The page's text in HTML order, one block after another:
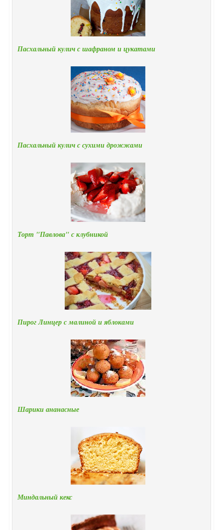
Пасхальный кулич с шафраном и цукатами
Пасхальный кулич с сухими дрожжами
Торт "Павлова" с клубникой
Пирог Линцер с малиной и яблоками
Шарики ананасные
Миндальный кекс